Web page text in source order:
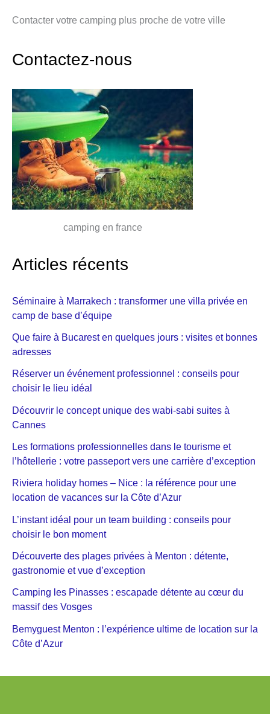
Contacter votre camping plus proche de votre ville
Contactez-nous
camping en france
Articles récents
Séminaire à Marrakech : transformer une villa privée en
camp de base d’équipe
Que faire à Bucarest en quelques jours : visites et bonnes
adresses
Réserver un événement professionnel : conseils pour
choisir le lieu idéal
Découvrir le concept unique des wabi-sabi suites à
Cannes
Les formations professionnelles dans le tourisme et
l’hôtellerie : votre passeport vers une carrière d’exception
Riviera holiday homes – Nice : la référence pour une
location de vacances sur la Côte d’Azur
L’instant idéal pour un team building : conseils pour
choisir le bon moment
Découverte des plages privées à Menton : détente,
gastronomie et vue d’exception
Camping les Pinasses : escapade détente au cœur du
massif des Vosges
Bemyguest Menton : l’expérience ultime de location sur la
Côte d’Azur